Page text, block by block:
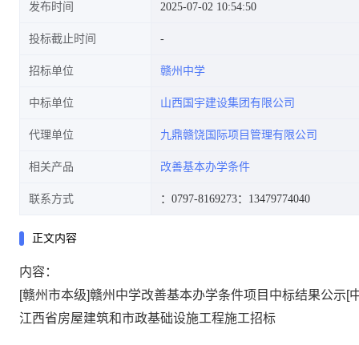
发布时间 2025-07-02 10:54:50
投标截止时间
招标单位 赣州中学
中标单位 山西国宇建设集团有限公司
代理单位 九鼎赣饶国际项目管理有限公司
相关产品 改善基本办学条件
联系方式 ：0797-8169273：13479774040
正文内容
内容：
[赣州市本级]赣州中学改善基本办学条件项目中标结果公示[
江西省房屋建筑和市政基础设施工程施工招标